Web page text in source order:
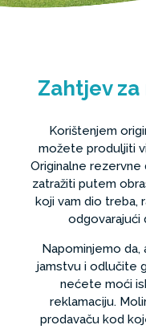
Zahtjev
Korištenjem
možete produljiti
Originalne
zatražiti putem
koji vam dio treba,
odgovarajući
Napominjemo da,
jamstvu i odlučite
nećete moći
reklamaciju.
prodavaču kod